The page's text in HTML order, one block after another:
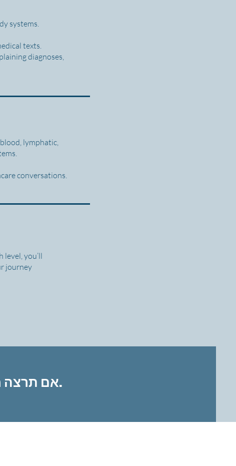
systems.
texts.
diagnoses,
lymphatic,
conversations.
level, you’ll
journey
אם תרצה מידע נוסף על התוכנית שלנו, צור קשר עוד היום.